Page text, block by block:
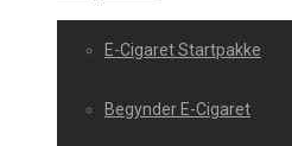
E-Cigaret Startpakke
Begynder E-Cigaret